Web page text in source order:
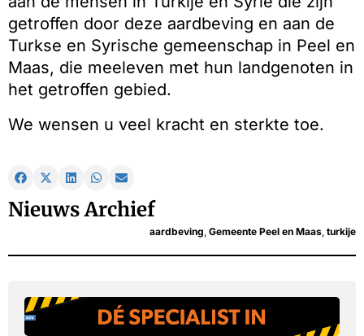
getroffen door deze aardbeving en aan de
Turkse en Syrische gemeenschap in Peel en
Maas, die meeleven met hun landgenoten in
het getroffen gebied.
We wensen u veel kracht en sterkte toe.
Nieuws Archief
aardbeving, Gemeente Peel en Maas, turkije